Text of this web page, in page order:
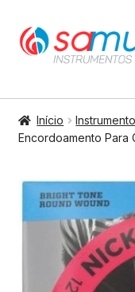
Pular
para
Pular
para
conteúdo
Instrumentos de
Bateria e
Teclados e Sopros
Áudio e Tecnologia
Início
Encordoamento Para